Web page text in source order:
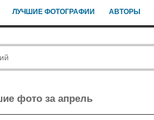
ЛУЧШИЕ ФОТОГРАФИИ АВТОРЫ
фото за апрель